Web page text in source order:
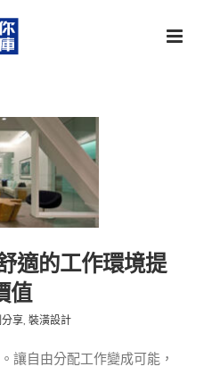
計】 舒適
提升更專
業價值
適的工作環境提
值
享, 裝潢設計
讓自由分配工作變成可能，